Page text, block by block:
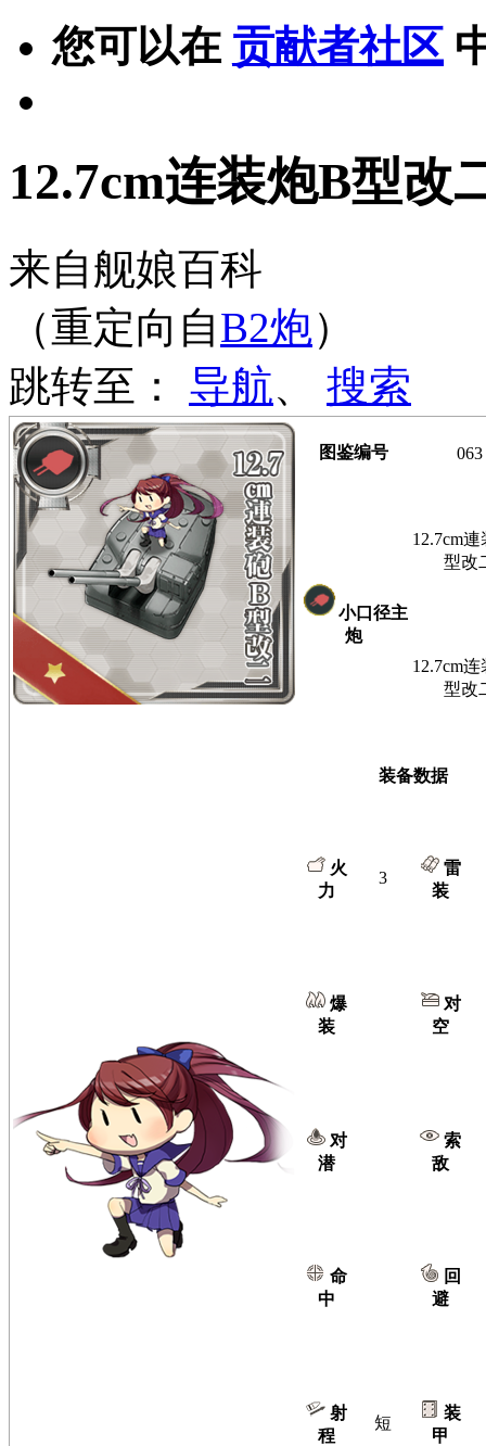
您可以在 贡献者社区
12.7cm连装炮B型改
来自舰娘百科
（重定向自B2炮）
跳转至： 导航、 搜索
图鉴编号 063
小口径主
炮
12.7cm
型改
12.7cm
型改
装备数据
火
力
3
雷
装
爆
装
对
空
对
潜
索
敌
命
中
回
避
射
程
短
装
甲